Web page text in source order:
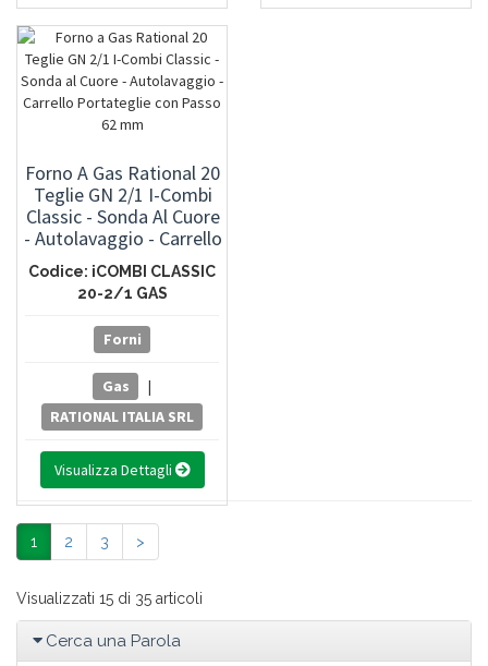
Forno A Gas Rational 20
Teglie GN 2/1 I-Combi
Classic - Sonda Al Cuore
- Autolavaggio - Carrello
Portateglie Con Passo
62 Mm
Codice: iCOMBI CLASSIC
20-2/1 GAS
Forni
Gas
|
RATIONAL ITALIA SRL
Visualizza Dettagli
1 2 3 >
Visualizzati 15 di 35 articoli
Cerca una Parola